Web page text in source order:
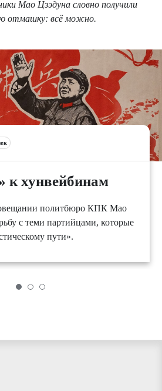
Мао Цзэдуна словно получили
отмашку: всё можно.
к хунвейбинам
политбюро КПК Мао
с теми партийцами, которые
пути».